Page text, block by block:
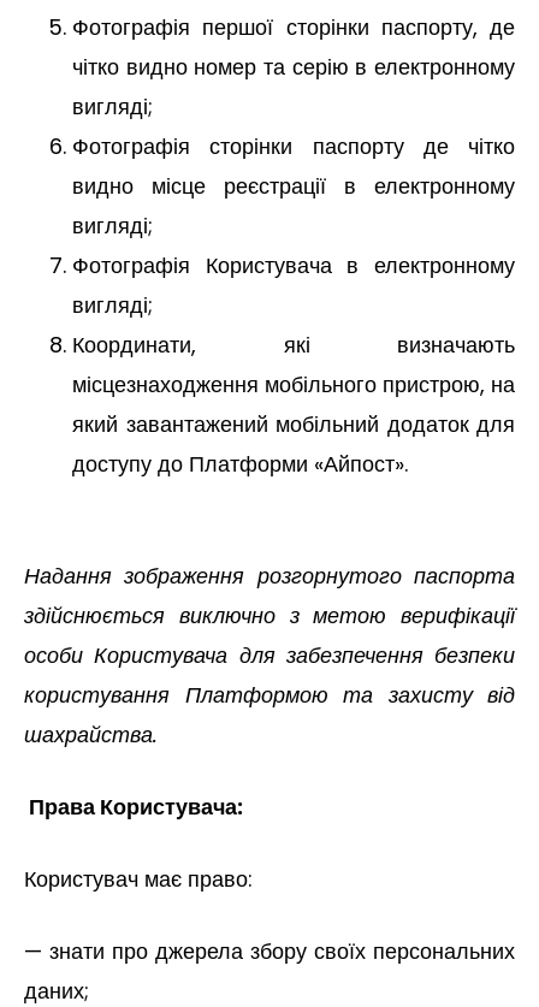
Фотографія першої сторінки паспорту, де
чітко видно номер та серію в електронному
вигляді;
Фотографія сторінки паспорту де чітко
видно місце реєстрації в електронному
вигляді;
Фотографія Користувача в електронному
вигляді;
Координати, які визначають
місцезнаходження мобільного пристрою, на
який завантажений мобільний додаток для
доступу до Платформи «Айпост».
Надання зображення розгорнутого паспорта
здійснюється виключно з метою верифікації
особи Користувача для забезпечення безпеки
користування Платформою та захисту від
шахрайства.
Права Користувача:
Користувач має право:
— знати про джерела збору своїх персональних
даних;